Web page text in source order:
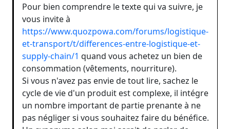
Pour bien comprendre le texte qui va suivre, je
vous invite à
https://www.quozpowa.com/forums/logistique-
et-transport/t/differences-entre-logistique-et-
supply-chain/1 quand vous achetez un bien de
consommation (vêtements, nourriture).
Si vous n'avez pas envie de tout lire, sachez le
cycle de vie d'un produit est complexe, il intégre
un nombre important de partie prenante à ne
pas négliger si vous souhaitez faire du bénéfice.